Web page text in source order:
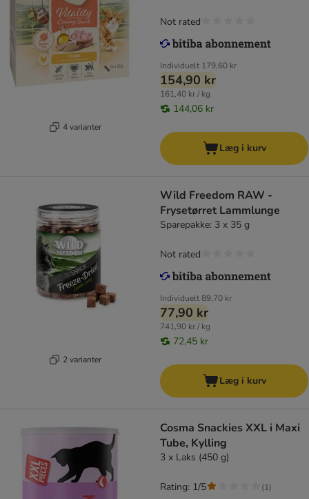
4 varianter
Individuelt 179,60 kr
154,90 kr
161,40 kr / kg
144,06 kr
Not rated
Læg i kurv
2 varianter
Wild Freedom RAW -
Frysetørret Lammlunge
Sparepakke: 3 x 35 g
Individuelt89,70 kr
77,90 kr
741,90 kr / kg
72,45 kr
Not rated
Læg i kurv
Cosma Snackies XXL i Maxi
Tube, Kylling
3 x Laks (450 g)
Rating: 1/5 (1)